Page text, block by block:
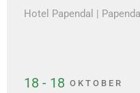
Hotel Papendal |
18 - 18 OKTOBER